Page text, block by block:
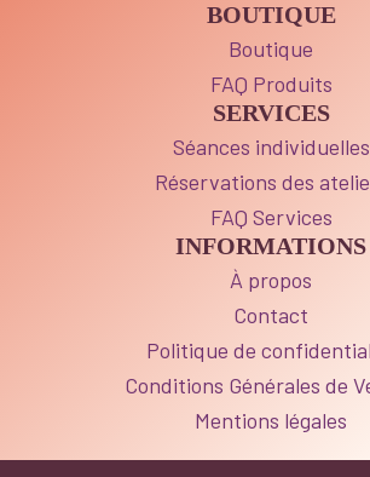
BOUTIQUE
Boutique
FAQ Produits
SERVICES
Séances individuelles
Réservations des
FAQ Services
INFORMATIONS
À propos
Contact
Politique de
Conditions Générales de
Mentions légales